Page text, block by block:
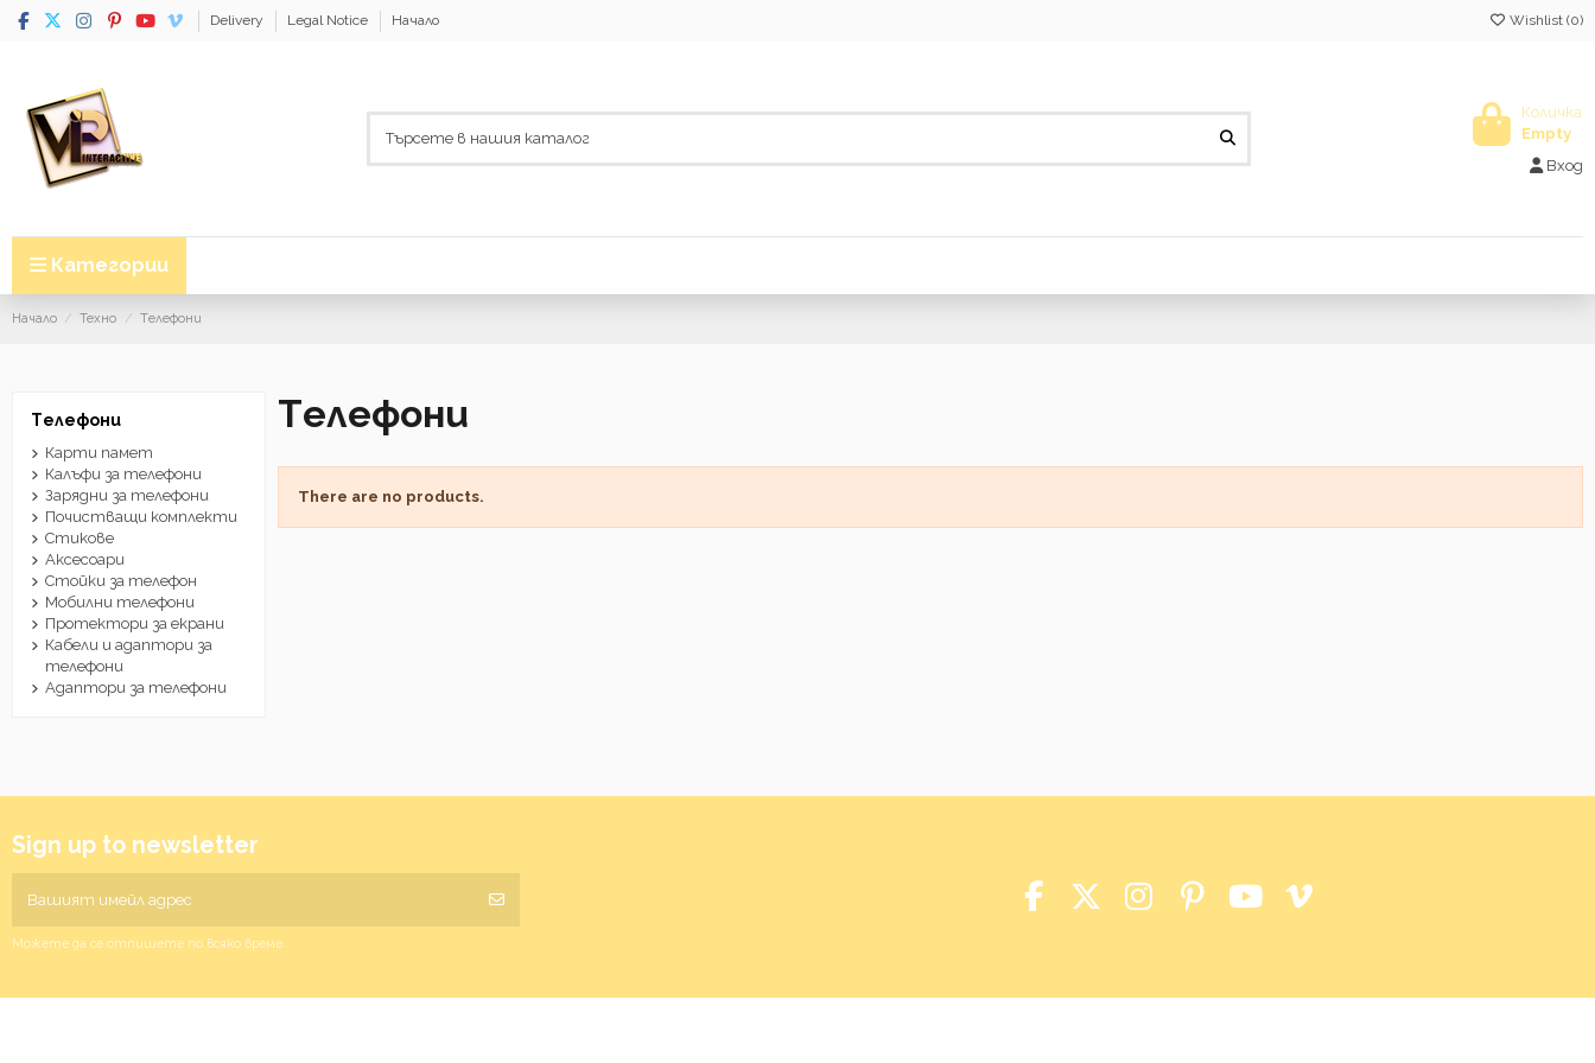
Delivery Legal Notice Начало Wishlist (0)
Количка
Empty
Вход
Категории
Начало Техно Tелефони
Tелефони
There are no products.
Tелефони
Карти памет
Калъфи за телефони
Зарядни за телефони
Почистващи комплекти
Стикове
Аксесоари
Стойки за телефон
Мобилни телефони
Протектори за екрани
Кабели и адаптори за
телефони
Адаптори за телефони
Sign up to newsletter
Можете да се отпишете по всяко време.